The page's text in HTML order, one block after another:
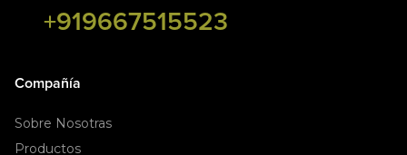
+919667515523
Compañía
Sobre Nosotras
Productos